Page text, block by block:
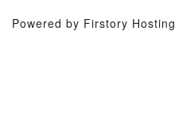
Powered by Firstory Hosting